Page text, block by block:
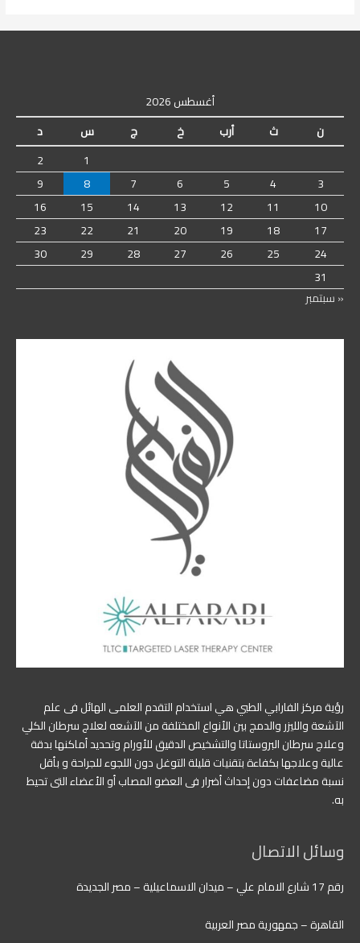
أغسطس 2026
ن
ث أرب خ ج س
د
1
2
3
4
5
6
7
8
9
10
11
12
13
14
15
16
17
18
19
20
21
22
23
24
25
26
27
28
29
30
31
« سبتمبر
رؤية مركز الفارابي الطبي هي استخدام التقدم العلمى الهائل فى علم
الآشعة والليزر والدمج بين الأنواع المختلفة من الآشعه لعلاج سرطان الكلي
وعلاج سرطان البروستاتا والتشخيص الدقيق للأورام وتحديد أماكنها بدقة
عالية وعلاجها بكفاءة بتقنيات قليلة التوغل دون اللجوء للجراحة و بأقل
نسبة مضاعفات دون إحداث أضرار فى العضو المصاب أو الأعضاء التى تحيط
به.
وسائل الاتصال
رقم 17 شارع الامام علي – ميدان الاسماعيلية – مصر الجديدة
القاهرة – جمهورية مصر العربية